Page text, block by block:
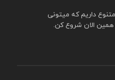
داریم که میتونی
الان شروع کن.